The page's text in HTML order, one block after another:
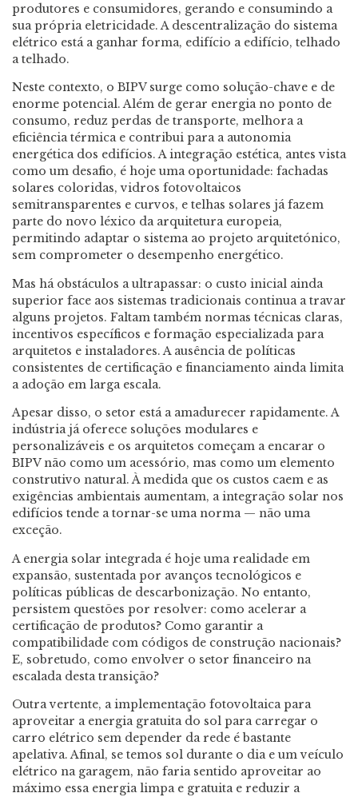
produtores e consumidores, gerando e consumindo a
sua própria eletricidade. A descentralização do sistema
elétrico está a ganhar forma, edifício a edifício, telhado
a telhado.
Neste contexto, o BIPV surge como solução-chave e de
enorme potencial. Além de gerar energia no ponto de
consumo, reduz perdas de transporte, melhora a
eficiência térmica e contribui para a autonomia
energética dos edifícios. A integração estética, antes vista
como um desafio, é hoje uma oportunidade: fachadas
solares coloridas, vidros fotovoltaicos
semitransparentes e curvos, e telhas solares já fazem
parte do novo léxico da arquitetura europeia,
permitindo adaptar o sistema ao projeto arquitetónico,
sem comprometer o desempenho energético.
Mas há obstáculos a ultrapassar: o custo inicial ainda
superior face aos sistemas tradicionais continua a travar
alguns projetos. Faltam também normas técnicas claras,
incentivos específicos e formação especializada para
arquitetos e instaladores. A ausência de políticas
consistentes de certificação e financiamento ainda limita
a adoção em larga escala.
Apesar disso, o setor está a amadurecer rapidamente. A
indústria já oferece soluções modulares e
personalizáveis e os arquitetos começam a encarar o
BIPV não como um acessório, mas como um elemento
construtivo natural. À medida que os custos caem e as
exigências ambientais aumentam, a integração solar nos
edifícios tende a tornar-se uma norma — não uma
exceção.
A energia solar integrada é hoje uma realidade em
expansão, sustentada por avanços tecnológicos e
políticas públicas de descarbonização. No entanto,
persistem questões por resolver: como acelerar a
certificação de produtos? Como garantir a
compatibilidade com códigos de construção nacionais?
E, sobretudo, como envolver o setor financeiro na
escalada desta transição?
Outra vertente, a implementação fotovoltaica para
aproveitar a energia gratuita do sol para carregar o
carro elétrico sem depender da rede é bastante
apelativa. Afinal, se temos sol durante o dia e um veículo
elétrico na garagem, não faria sentido aproveitar ao
máximo essa energia limpa e gratuita e reduzir a